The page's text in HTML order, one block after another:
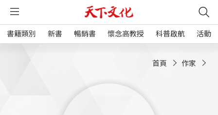
書籍類別 新書 暢銷書 懷念高教授 科普啟航 活動
首頁 作家